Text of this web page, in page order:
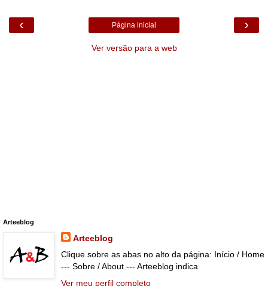
‹ ›
Página inicial
Ver versão para a web
Arteeblog
Arteeblog
Clique sobre as abas no alto da página: Início / Home
--- Sobre / About --- Arteeblog indica
Ver meu perfil completo